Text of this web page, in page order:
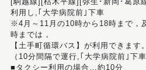
利用し,｢大学病院前｣下車
※4月～11月の10時から18時まで，
時までは，
【土手町循環バス】が利用できます。
（10分間隔で運行,｢大学病院前｣下車
■タクシー利用の場合…約10分